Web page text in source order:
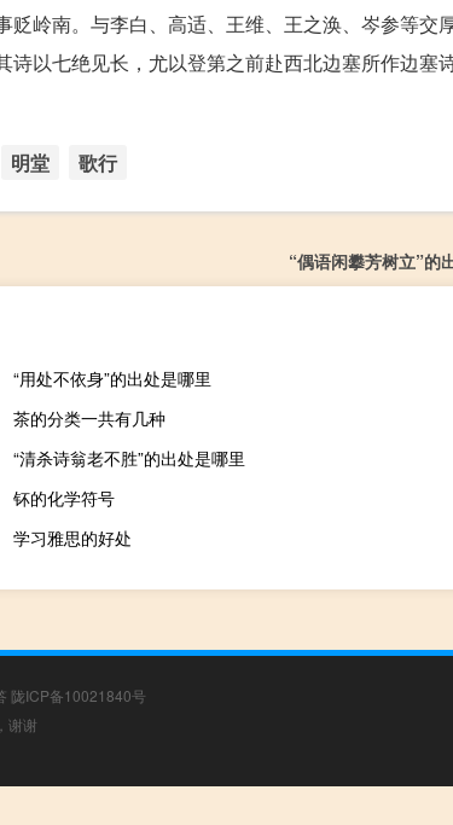
岭南。与李白、高适、王维、王之涣、岑参等交
以七绝见长，尤以登第之前赴西北边塞所作边塞
明堂 歌行
“偶语闲攀芳树立”的
“用处不依身”的出处是哪里
茶的分类一共有几种
“清杀诗翁老不胜”的出处是哪里
钚的化学符号
学习雅思的好处
陇ICP备10021840号
谢谢